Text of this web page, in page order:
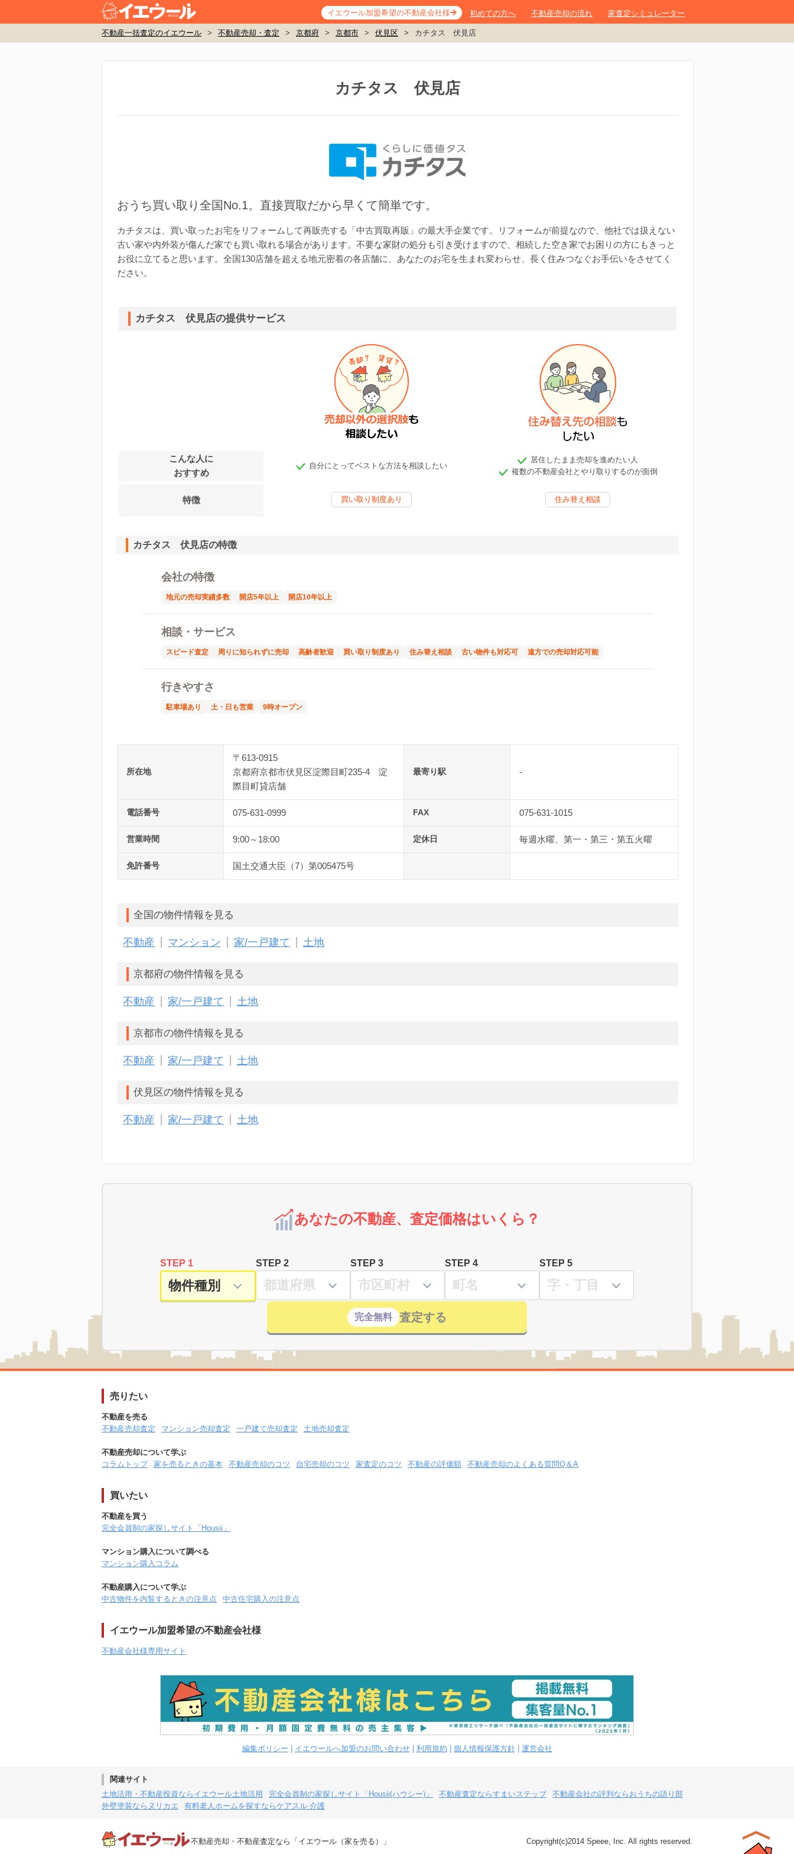
イエウール加盟希望の不動産会社様 初めての方へ 不動産売却の流れ 家査定シミュレーター
不動産一括査定のイエウール > 不動産売却・査定 > 京都府 > 京都市 > 伏見区 > カチタス 伏見店
カチタス 伏見店
おうち買い取り全国No.1。直接買取だから早くて簡単です。
カチタスは、買い取ったお宅をリフォームして再販売する「中古買取再販」の最大手企業です。リフォームが前提なので、他社では扱えない
古い家や内外装が傷んだ家でも買い取れる場合があります。不要な家財の処分も引き受けますので、相続した空き家でお困りの方にもきっと
お役に立てると思います。全国130店舗を超える地元密着の各店舗に、あなたのお宅を生まれ変わらせ、長く住みつなぐお手伝いをさせてく
ださい。
カチタス 伏見店の提供サービス
こんな人に
おすすめ
自分にとってベストな方法を相談したい
居住したまま売却を進めたい人
複数の不動産会社とやり取りするのが面倒
特徴 買い取り制度あり 住み替え相談
カチタス 伏見店の特徴
会社の特徴
地元の売却実績多数 開店5年以上 開店10年以上
相談・サービス
スピード査定 周りに知られずに売却 高齢者歓迎 買い取り制度あり 住み替え相談 古い物件も対応可 遠方での売却対応可能
行きやすさ
駐車場あり 土・日も営業 9時オープン
所在地
〒613-0915
京都府京都市伏見区淀際目町235-4 淀
際目町貸店舗
最寄り駅 -
電話番号 075-631-0999 FAX 075-631-1015
営業時間 9:00～18:00 定休日 毎週水曜、第一・第三・第五火曜
免許番号 国土交通大臣（7）第005475号
全国の物件情報を見る
不動産 マンション 家/一戸建て 土地
京都府の物件情報を見る
不動産 家/一戸建て 土地
京都市の物件情報を見る
不動産 家/一戸建て 土地
伏見区の物件情報を見る
不動産 家/一戸建て 土地
あなたの不動産、査定価格はいくら？
STEP 1 STEP 2 STEP 3 STEP 4 STEP 5
完全無料 査定する
売りたい
不動産を売る
不動産売却査定
マンション売却査定 一戸建て売却査定 土地売却査定
不動産売却について学ぶ
コラムトップ
家を売るときの基本 不動産売却のコツ 自宅売却のコツ 家査定のコツ 不動産の評価額 不動産売却のよくある質問Q＆A
買いたい
不動産を買う
完全会員制の家探しサイト「Housii」
マンション購入について調べる
マンション購入コラム
不動産購入について学ぶ
中古物件を内覧するときの注意点
中古住宅購入の注意点
イエウール加盟希望の不動産会社様
不動産会社様専用サイト
編集ポリシー イエウールへ加盟のお問い合わせ| 利用規約 個人情報保護方針| 運営会社
関連サイト
土地活用・不動産投資ならイエウール土地活用
完全会員制の家探しサイト「Housii(ハウシー)」 不動産査定ならすまいステップ
不動産会社の評判ならおうちの語り部
外壁塗装ならヌリカエ
有料老人ホームを探すならケアスル 介護
不動産売却・不動産査定なら「イエウール（家を売る）」 Copyright(c)2014 Speee, Inc. All rights reserved.